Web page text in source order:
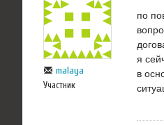
malaya
Участник
по
я
в